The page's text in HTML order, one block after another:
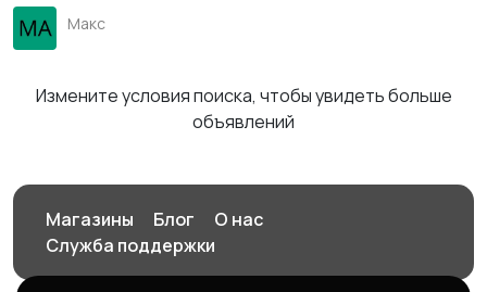
Макс
Измените условия поиска, чтобы увидеть больше
объявлений
Магазины Блог
О нас
Служба поддержки